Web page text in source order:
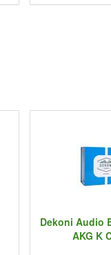
Dekoni Audio
AKG K